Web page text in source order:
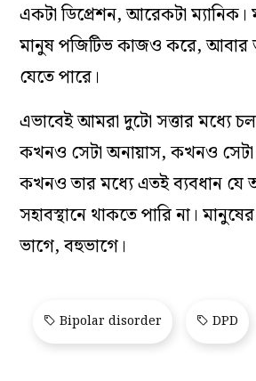
একটা ডিপ্রেশন, আরেকটা ম্যানিক।
মানুষ পজিটিভ কাজও করে, আবার
যেতে পারে।
এভাবেই আমরা দুটো সত্তার মধ্যে
কখনও সেটা অনায়াস, কখনও সেটা
কখনও তার মধ্যে এতই ব্যবধান
সহাবস্থানে থাকতে পারি না।
ভাগে, বহুভাগে।
Bipolar disorder DPD